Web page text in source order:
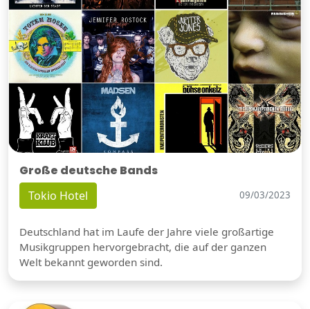
Große deutsche Bands
Tokio Hotel 09/03/2023
Deutschland hat im Laufe der Jahre viele großartige
Musikgruppen hervorgebracht, die auf der ganzen
Welt bekannt geworden sind.